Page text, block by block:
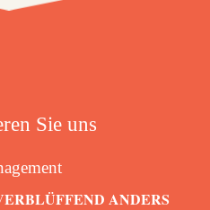
Sie uns
ANDERS